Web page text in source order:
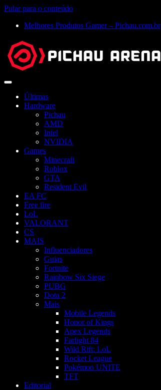
Pular para o conteúdo
Melhores Produtos Gamer – Pichau.com.br
Abrir
Últimas
Hardware
Pichau
AMD
Intel
NVIDIA
Games
Minecraft
Roblox
GTA
Resident Evil
EA FC
Free fire
LoL
VALORANT
CS
MAIS
Influenciadores
Guias
Fortnite
Rainbow Six Siege
PUBG
Dota 2
Mais
Mobile Legends
Honor of Kings
Apex Legends
Farlight 84
Wild Rift: LoL
Rocket League
Pokémon UNITE
TFT
Editorial